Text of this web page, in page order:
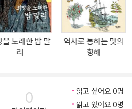
영화ㆍ드라마ㆍ뮤지컬ㆍ만화 등 다양
만 아니라 인류의 위대한 유산으로 평
’을 대표할 만하지 않은가? 셰익스
3권의 시집을 남겼다. 그는 자신만의 아
름 밤의 꿈」, 「말괄량이 길들이기」, 「뜻대
쾌한 서사와 익살스런 캐릭터가 등장하고
을 노래한 밥 말
리
역사로 통하는 맛의
항해
0
읽고 싶어요 0명
읽고 있어요 0명